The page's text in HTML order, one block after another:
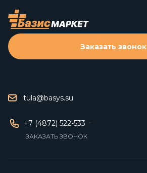
tula@basys.su
+7 (4872) 522-533
ЗАКАЗАТЬ ЗВОНОК
Заказать звонок